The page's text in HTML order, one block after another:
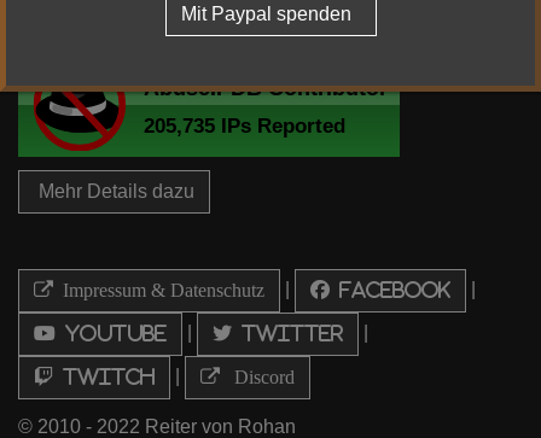
Mehr Details dazu
Impressum & Datenschutz Facebook
Youtube Twitter
Twitch Discord
© 2010 - 2022 Reiter von Rohan
Mit Paypal spenden